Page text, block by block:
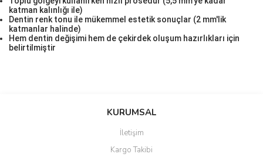
katman kalınlığı ile)
Dentin renk tonu ile mükemmel estetik sonuçlar (2 mm'lik
katmanlar halinde)
Hem dentin değişimi hem de çekirdek oluşum hazırlıkları için
belirtilmiştir
Bu ürüne ilk yorumu siz yapın!
Ürün resmi kalitesiz, bozuk veya görüntülenemiyor.
KURUMSAL
İletişim
Kargo Takibi